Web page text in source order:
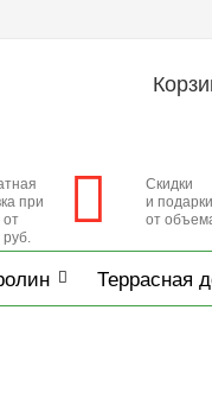
при
от
Скидки
и подарки
от
Террасная